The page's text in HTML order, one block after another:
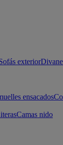
exterior
ensacados
Camas nido